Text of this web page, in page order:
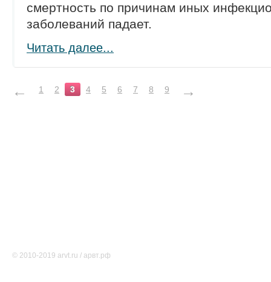
смертность по причинам иных
заболеваний падает.
Читать далее...
← 1 2 3 4 5 6 7 8 9 →
© 2010-2019 arvt.ru / арвт.рф